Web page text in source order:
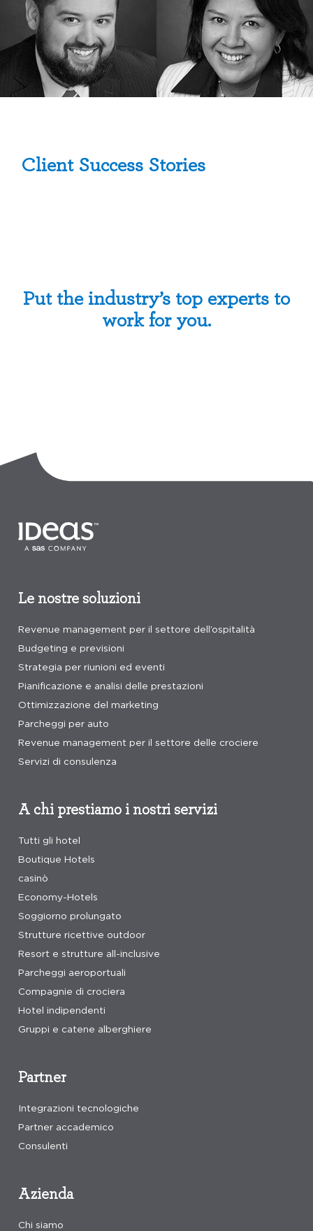
Client Success Stories
Put the industry’s top experts to
work for you.
Le nostre soluzioni
Revenue management per il settore dell’ospitalità
Budgeting e previsioni
Strategia per riunioni ed eventi
Pianificazione e analisi delle prestazioni
Ottimizzazione del marketing
Parcheggi per auto
Revenue management per il settore delle crociere
Servizi di consulenza
A chi prestiamo i nostri servizi
Tutti gli hotel
Boutique Hotels
casinò
Economy-Hotels
Soggiorno prolungato
Strutture ricettive outdoor
Resort e strutture all-inclusive
Parcheggi aeroportuali
Compagnie di crociera
Hotel indipendenti
Gruppi e catene alberghiere
Azienda
Chi siamo
Partner
Integrazioni tecnologiche
Partner accademico
Consulenti